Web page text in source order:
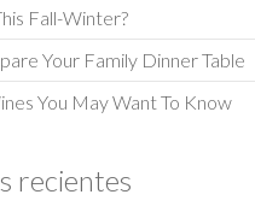
Fall-Winter?
Your Family Dinner Table
You May Want To Know
recientes